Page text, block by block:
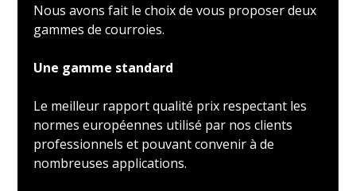
Nous avons fait le choix de vous proposer deux
gammes de courroies.
Une gamme standard
Le meilleur rapport qualité prix respectant les
normes européennes utilisé par nos clients
professionnels et pouvant convenir à de
nombreuses applications.